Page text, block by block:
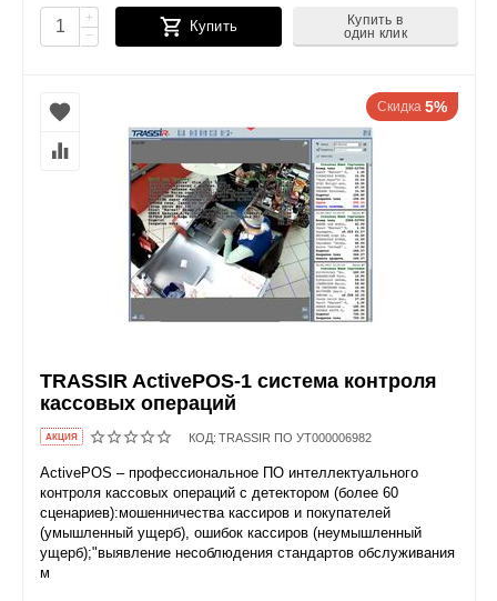
+
−
Купить
Купить в
один клик
Скидка 5%
TRASSIR ActivePOS-1 система контроля
кассовых операций
AКЦИЯ КОД: TRASSIR ПО УТ000006982
ActivePOS – профессиональное ПО интеллектуального
контроля кассовых операций с детектором (более 60
сценариев):мошенничества кассиров и покупателей
(умышленный ущерб), ошибок кассиров (неумышленный
ущерб);"выявление несоблюдения стандартов обслуживания
м